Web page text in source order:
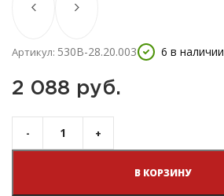
Артикул: 530В-28.20.003 6 в наличии
2 088 руб.
В КОРЗИНУ